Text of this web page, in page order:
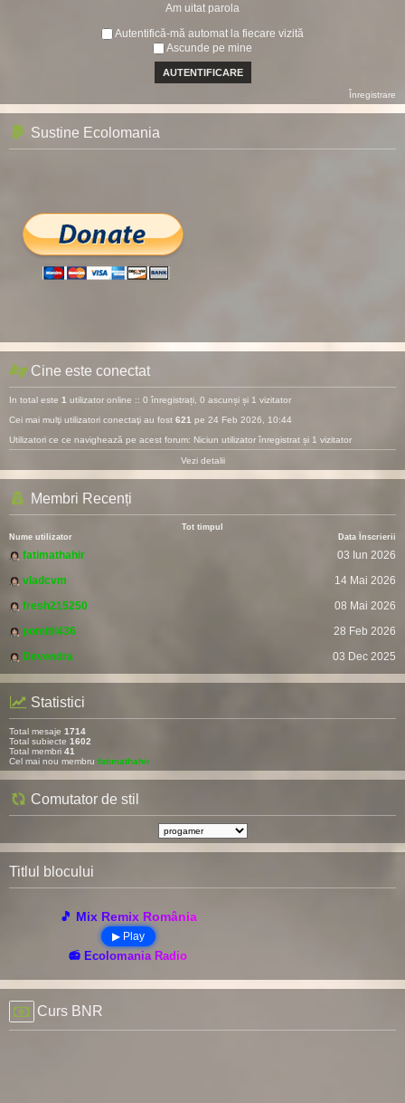
Am uitat parola
Autentifică-mă automat la fiecare vizită
Ascunde pe mine
Înregistrare
Sustine Ecolomania
Cine este conectat
In total este 1 utilizator online :: 0 înregistrați, 0 ascunși și 1 vizitator
Cei mai mulţi utilizatori conectaţi au fost 621 pe 24 Feb 2026, 10:44
Utilizatori ce ce navighează pe acest forum: Niciun utilizator înregistrat și 1 vizitator
Vezi detalii
Membri Recenți
Tot timpul
Nume utilizator
Data Înscrierii
fatimathahir
03 Iun 2026
vladcvm
14 Mai 2026
fresh215250
08 Mai 2026
pomitil436
28 Feb 2026
Devendra
03 Dec 2025
Statistici
Total mesaje 1714
Total subiecte 1602
Total membri 41
Cel mai nou membru fatimathahir
Comutator de stil
Titlul blocului
🎵 Mix Remix România
▶ Play
📻 Ecolomania Radio
Curs BNR